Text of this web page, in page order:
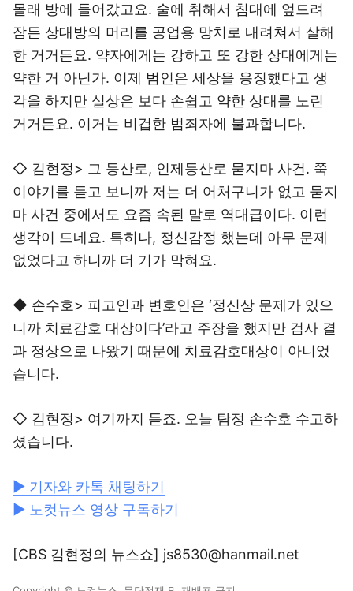
몰래 방에 들어갔고요. 술에 취해서 침대에 엎드려
잠든 상대방의 머리를 공업용 망치로 내려쳐서 살해
한 거거든요. 약자에게는 강하고 또 강한 상대에게는
약한 거 아닌가. 이제 범인은 세상을 응징했다고 생
각을 하지만 실상은 보다 손쉽고 약한 상대를 노린
거거든요. 이거는 비겁한 범죄자에 불과합니다.
◇ 김현정> 그 등산로, 인제등산로 묻지마 사건. 쭉
이야기를 듣고 보니까 저는 더 어처구니가 없고 묻지
마 사건 중에서도 요즘 속된 말로 역대급이다. 이런
생각이 드네요. 특히나, 정신감정 했는데 아무 문제
없었다고 하니까 더 기가 막혀요.
◆ 손수호> 피고인과 변호인은 ‘정신상 문제가 있으
니까 치료감호 대상이다’라고 주장을 했지만 검사 결
과 정상으로 나왔기 때문에 치료감호대상이 아니었
습니다.
◇ 김현정> 여기까지 듣죠. 오늘 탐정 손수호 수고하
셨습니다.
▶ 기자와 카톡 채팅하기
▶ 노컷뉴스 영상 구독하기
[CBS 김현정의 뉴스쇼] js8530@hanmail.net